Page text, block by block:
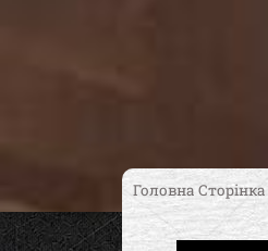
Головна Сторінка